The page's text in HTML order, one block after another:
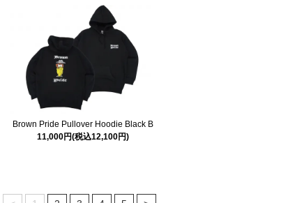
Brown Pride Pullover Hoodie Black B
11,000円(税込12,100円)